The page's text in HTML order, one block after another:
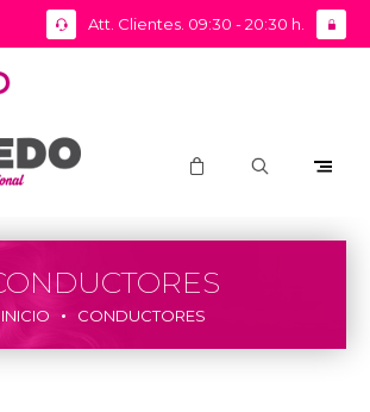
Att. Clientes. 09:30 - 20:30 h.
INICIO CONDUCTORES